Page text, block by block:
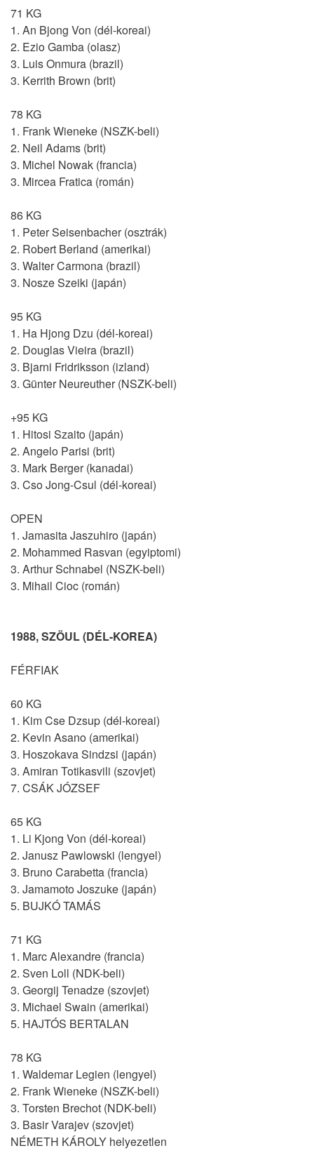
71 KG
1. An Bjong Von (dél-koreai)
2. Ezio Gamba (olasz)
3. Luis Onmura (brazil)
3. Kerrith Brown (brit)
78 KG
1. Frank Wieneke (NSZK-beli)
2. Neil Adams (brit)
3. Michel Nowak (francia)
3. Mircea Fratica (román)
86 KG
1. Peter Seisenbacher (osztrák)
2. Robert Berland (amerikai)
3. Walter Carmona (brazil)
3. Nosze Szeiki (japán)
95 KG
1. Ha Hjong Dzu (dél-koreai)
2. Douglas Vieira (brazil)
3. Bjarni Fridriksson (izland)
3. Günter Neureuther (NSZK-beli)
+95 KG
1. Hitosi Szaito (japán)
2. Angelo Parisi (brit)
3. Mark Berger (kanadai)
3. Cso Jong-Csul (dél-koreai)
OPEN
1. Jamasita Jaszuhiro (japán)
2. Mohammed Rasvan (egyiptomi)
3. Arthur Schnabel (NSZK-beli)
3. Mihail Cioc (román)
1988, SZÖUL (DÉL-KOREA)
FÉRFIAK
60 KG
1. Kim Cse Dzsup (dél-koreai)
2. Kevin Asano (amerikai)
3. Hoszokava Sindzsi (japán)
3. Amiran Totikasvili (szovjet)
7. CSÁK JÓZSEF
65 KG
1. Li Kjong Von (dél-koreai)
2. Janusz Pawlowski (lengyel)
3. Bruno Carabetta (francia)
3. Jamamoto Joszuke (japán)
5. BUJKÓ TAMÁS
71 KG
1. Marc Alexandre (francia)
2. Sven Loll (NDK-beli)
3. Georgij Tenadze (szovjet)
3. Michael Swain (amerikai)
5. HAJTÓS BERTALAN
78 KG
1. Waldemar Legien (lengyel)
2. Frank Wieneke (NSZK-beli)
3. Torsten Brechot (NDK-beli)
3. Basir Varajev (szovjet)
NÉMETH KÁROLY helyezetlen